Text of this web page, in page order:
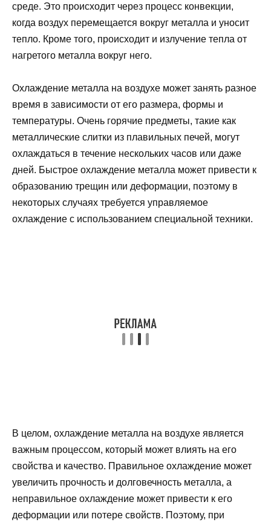
среде. Это происходит через процесс конвекции,
когда воздух перемещается вокруг металла и уносит
тепло. Кроме того, происходит и излучение тепла от
нагретого металла вокруг него.
Охлаждение металла на воздухе может занять разное
время в зависимости от его размера, формы и
температуры. Очень горячие предметы, такие как
металлические слитки из плавильных печей, могут
охлаждаться в течение нескольких часов или даже
дней. Быстрое охлаждение металла может привести к
образованию трещин или деформации, поэтому в
некоторых случаях требуется управляемое
охлаждение с использованием специальной техники.
В целом, охлаждение металла на воздухе является
важным процессом, который может влиять на его
свойства и качество. Правильное охлаждение может
увеличить прочность и долговечность металла, а
неправильное охлаждение может привести к его
деформации или потере свойств. Поэтому, при